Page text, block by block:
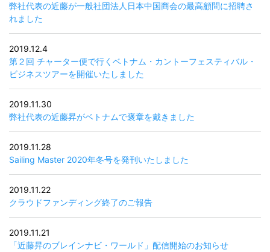
弊社代表の近藤が一般社団法人日本中国商会の最高顧問に招聘さ
れました
2019.12.4
第２回 チャーター便で行くベトナム・カントーフェスティバル・
ビジネスツアーを開催いたしました
2019.11.30
弊社代表の近藤昇がベトナムで褒章を戴きました
2019.11.28
Sailing Master 2020年冬号を発刊いたしました
2019.11.22
クラウドファンディング終了のご報告
2019.11.21
「近藤昇のブレインナビ・ワールド」配信開始のお知らせ